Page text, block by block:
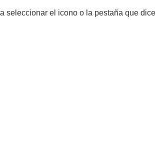
seleccionar el icono o la pestaña que dice